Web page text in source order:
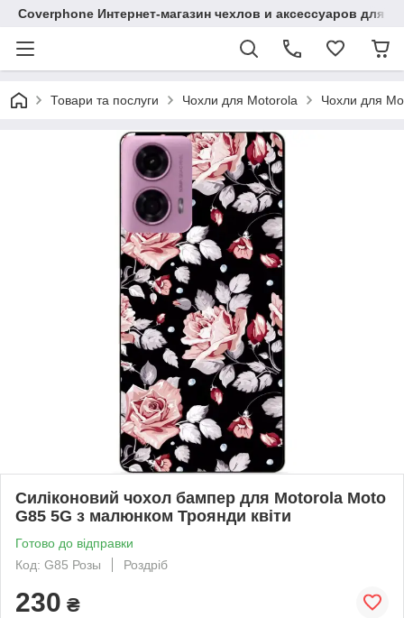
Coverphone Интернет-магазин чехлов и аксессуаров для
Товари та послуги Чохли для Motorola Чохли для
Силіконовий чохол бампер для Motorola Moto
G85 5G з малюнком Троянди квіти
Готово до відправки
Код: G85 Розы
Роздріб
230 ₴